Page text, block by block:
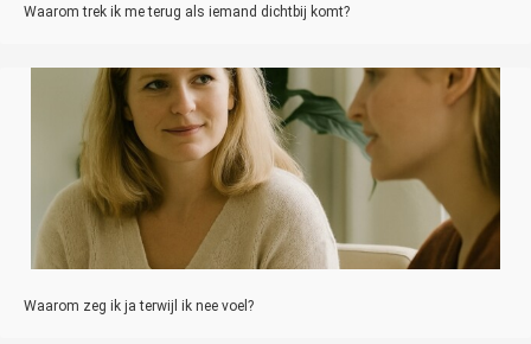
Waarom trek ik me terug als iemand dichtbij komt?
Waarom zeg ik ja terwijl ik nee voel?